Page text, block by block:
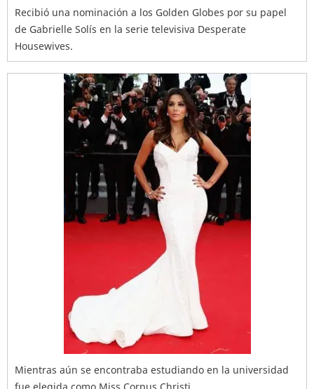
Recibió una nominación a los Golden Globes por su papel
de Gabrielle Solís en la serie televisiva Desperate
Housewives.
Mientras aún se encontraba estudiando en la universidad